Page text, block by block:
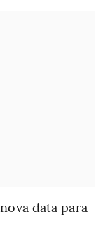
data para